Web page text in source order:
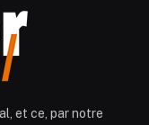
et ce, par notre